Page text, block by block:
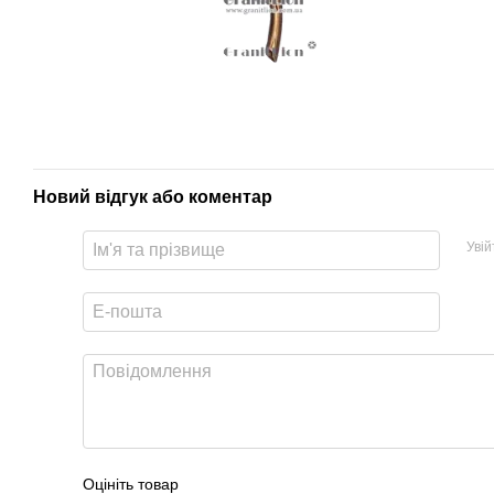
Новий відгук або коментар
Оцініть товар